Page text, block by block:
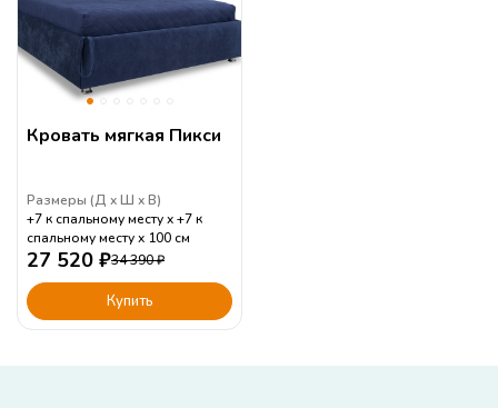
Кровать мягкая Пикси
Размеры (Д Ш В)
+7 к спальному месту
+7 к
спальному месту
100 см
27 520 ₽34 390₽
Купить